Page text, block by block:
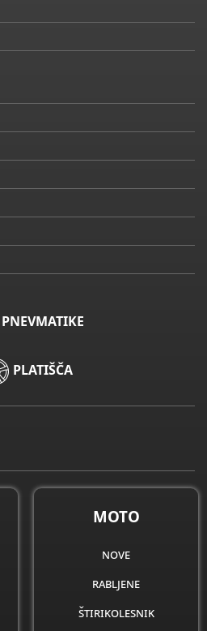
PNEVMATIKE
PLATIŠČA
MOTO
nove
rabljene
štirikolesnik